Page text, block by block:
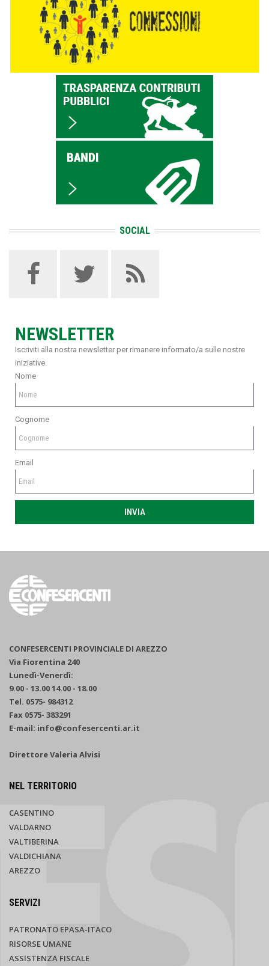
SOCIAL
NEWSLETTER
Iscriviti alla nostra newsletter per rimanere informato/a sulle nostre
iniziative.
Nome
Cognome
Email
INVIA
CONFESERCENTI PROVINCIALE DI AREZZO
Via Fiorentina 240
Lunedì-Venerdì:
9.00 - 13.00 14.00 - 18.00
Tel. 0575- 984312
Fax 0575- 383291
E-mail: info@confesercenti.ar.it
Direttore Valeria Alvisi
NEL TERRITORIO
CASENTINO
VALDARNO
VALTIBERINA
VALDICHIANA
AREZZO
SERVIZI
PATRONATO EPASA-ITACO
RISORSE UMANE
ASSISTENZA FISCALE